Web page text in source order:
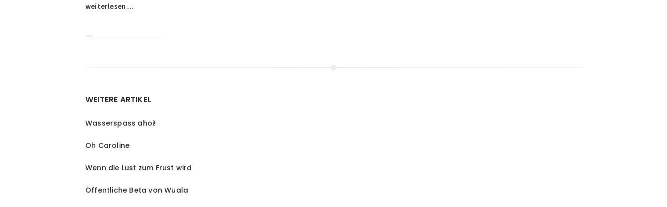
weiterlesen ...
WEITERE ARTIKEL
Wasserspass ahoi!
Oh Caroline
Wenn die Lust zum Frust wird
Öffentliche Beta von Wuala